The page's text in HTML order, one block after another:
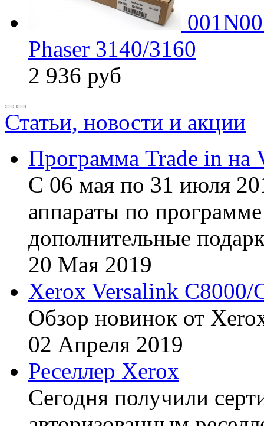
Phaser 3140/3160
2 936 руб
Статьи, новости и акции
Программа Trade in на
С 06 мая по 31 июля
аппараты по
дополнительные
20 Мая 2019
Xerox Versalink C8000/
Обзор новинок от
02 Апреля 2019
Реселлер Xerox
Сегодня получили